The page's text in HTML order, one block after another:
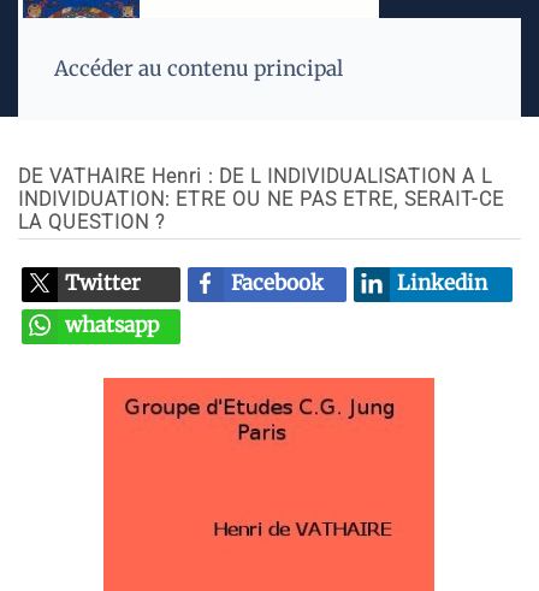
Accéder au contenu principal
DE VATHAIRE Henri : DE L INDIVIDUALISATION A L
INDIVIDUATION: ETRE OU NE PAS ETRE, SERAIT-CE
LA QUESTION ?
Twitter Facebook
Linkedin
whatsapp